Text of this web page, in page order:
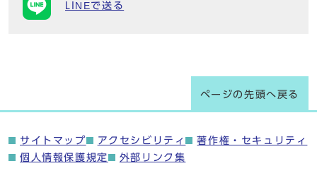
LINEで送る
ページの先頭へ戻る
サイトマップ アクセシビリティ
著作権・セキュリティ
個人情報保護規定
外部リンク集